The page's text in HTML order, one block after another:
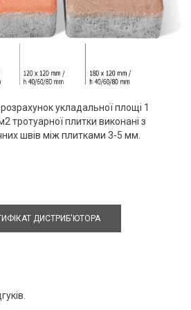
укладальної площі 1
тротуарної плитки виконані з
швів між плитками 3-5 мм.
ДИСТРИБ'ЮТОРА